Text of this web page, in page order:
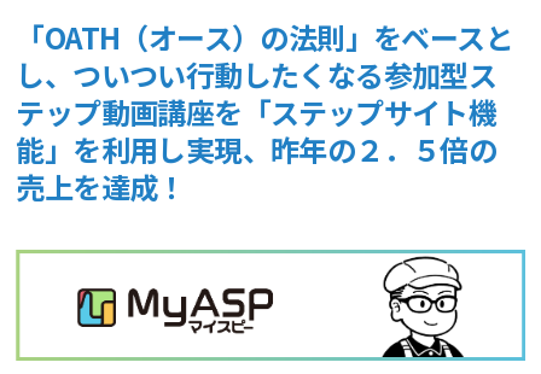
「OATH（オース）の法則」をベースと
し、ついつい行動したくなる参加型ス
テップ動画講座を「ステップサイト機
能」を利用し実現、昨年の２．５倍の
売上を達成！